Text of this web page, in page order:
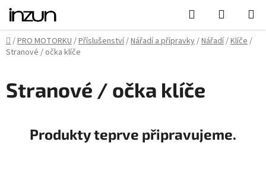
Přejít
obsah
Hledat
KOŠÍK
Domů
/PRO MOTORKU/Příslušenství/Nářadí a přípravky/Nářadí/Klíče/
Stranové / očka klíče
Stranové / očka klíče
Produkty teprve připravujeme.